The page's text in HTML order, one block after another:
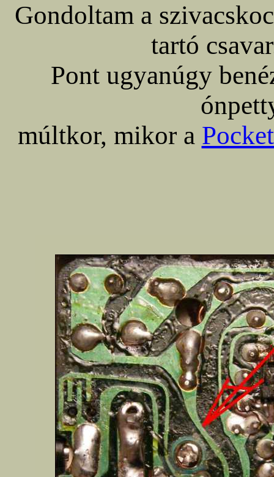
Gondoltam a
tartó
Pont ugyanúgy
múltkor, mikor a